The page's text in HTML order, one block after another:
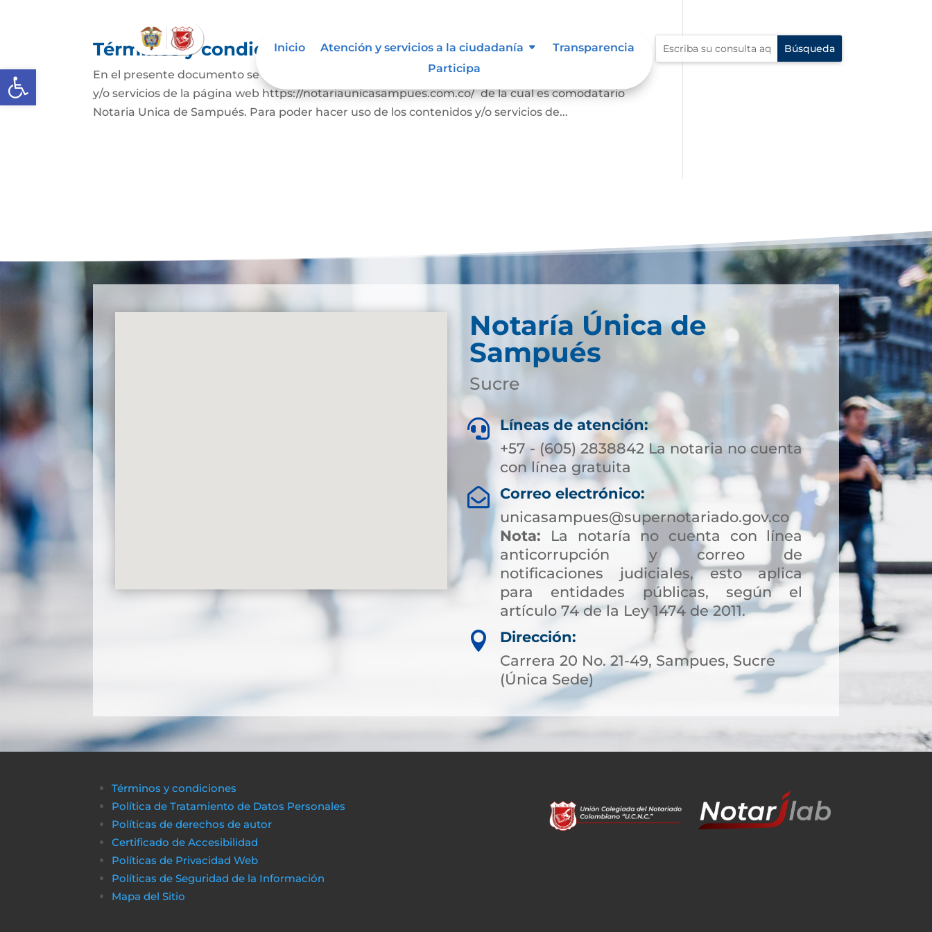
Abrir barra de herramientas
Inicio Atención y servicios a la ciudadanía
Transparencia
Participa
Términos y condiciones
En el presente documento se establecen los términos y condiciones para el uso de contenidos
y/o servicios de la página web https://notariaunicasampues.com.co/ de la cual es comodatario
Notaria Unica de Sampués. Para poder hacer uso de los contenidos y/o servicios de...
Notaría Única de
Sampués
Sucre
 Líneas de atención:
+57 - (605) 2838842 La notaria no cuenta
con línea gratuita

Correo electrónico:
unicasampues@supernotariado.gov.co
Nota: La notaría no cuenta con línea
anticorrupción y correo de
notificaciones judiciales, esto aplica
para entidades públicas, según el
artículo 74 de la Ley 1474 de 2011.

Dirección:
Carrera 20 No. 21-49, Sampues, Sucre
(Única Sede)
Términos y condiciones
Política de Tratamiento de Datos Personales
Políticas de derechos de autor
Certificado de Accesibilidad
Políticas de Privacidad Web
Políticas de Seguridad de la Información
Mapa del Sitio